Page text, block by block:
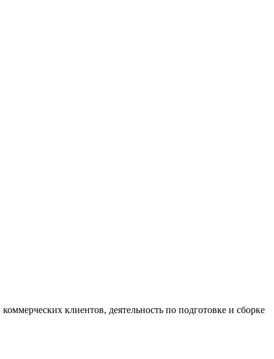
клиентов, деятельность по подготовке и сборке